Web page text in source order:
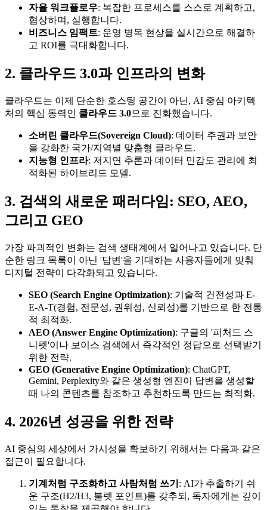
자율 워크플로우: 복잡한 프로세스를 스스로 계획하고,
협상하며, 실행합니다.
비즈니스 임팩트: 운영 병목 현상을 실시간으로 해결하
고 ROI를 극대화합니다.
2. 클라우드 3.0과 인프라의 변화
클라우드는 이제 단순한 호스팅 공간이 아닌, AI 중심 아키텍
처의 핵심 동력인 클라우드 3.0으로 진화했습니다.
소버린 클라우드(Sovereign Cloud): 데이터 주권과 보안
을 강화한 국가/지역별 맞춤형 클라우드.
지능형 인프라: 저지연 추론과 데이터 민감도 관리에 최
적화된 하이브리드 모델.
3. 검색의 새로운 패러다임: SEO, AEO,
그리고 GEO
가장 파괴적인 변화는 검색 생태계에서 일어나고 있습니다. 단
순한 링크 목록이 아닌 '답변'을 기대하는 사용자들에게 맞춰
디지털 전략이 다각화되고 있습니다.
SEO (Search Engine Optimization): 기술적 건전성과 E-
E-A-T(경험, 전문성, 권위성, 신뢰성)를 기반으로 한 전통
적 최적화.
AEO (Answer Engine Optimization): 구글의 '피처드 스
니펫'이나 보이스 검색에서 즉각적인 정답으로 선택받기
위한 전략.
GEO (Generative Engine Optimization): ChatGPT,
Gemini, Perplexity와 같은 생성형 엔진이 답변을 생성할
때 나의 콘텐츠를 참조하고 추천하도록 만드는 최적화.
4. 2026년 성공을 위한 전략
AI 중심의 세상에서 가시성을 확보하기 위해서는 다음과 같은
접근이 필요합니다.
기계처럼 구조화하고 사람처럼 쓰기 : AI가 추출하기 쉬
운 구조(H2/H3, 불렛 포인트)를 갖추되, 독자에게는 깊이